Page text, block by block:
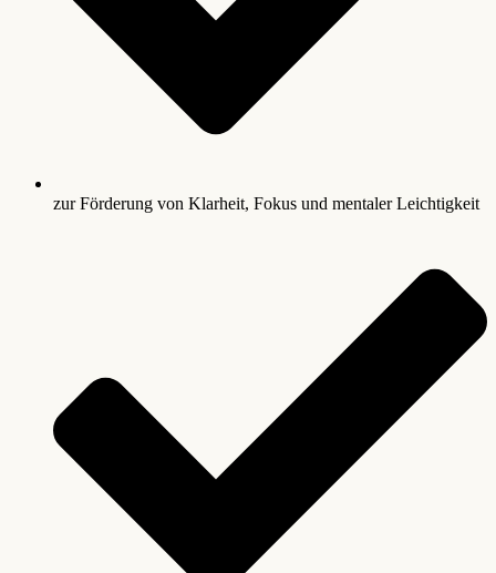
zur Förderung von Klarheit, Fokus und mentaler Leichtigkeit